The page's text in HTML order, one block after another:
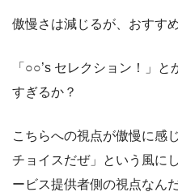
傲慢さは減じるが、おすす
「○○’s セレクション！」
すぎるか？
こちらへの視点が傲慢に感
チョイスだぜ」という風に
ービス提供者側の視点なん